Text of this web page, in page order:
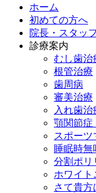
ホーム
初めての方へ
院長・スタッ
診療案内
むし歯治
根管治療
歯周病
審美治療
入れ歯治
顎関節症
スポーツ
睡眠時無
分割ポリ
ホワイト
さて貴